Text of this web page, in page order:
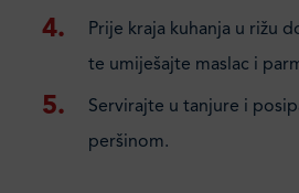
Prije kraja kuhanja u rižu
te umiješajte maslac i
Servirajte u tanjure i
peršinom.